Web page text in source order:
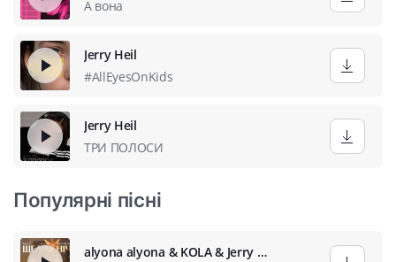
А вона
Jerry Heil
#AllEyesOnKids
Jerry Heil
ТРИ ПОЛОСИ
Популярні пісні
alyona alyona & KOLA & Jerry Heil